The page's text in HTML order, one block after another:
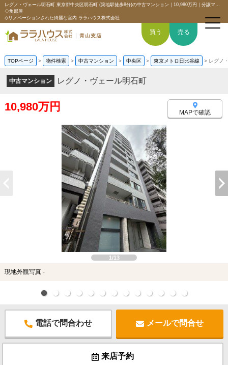
レグノ・ヴェール明石町 東京都中央区明石町 (築地駅徒歩8分)の中古マンション｜10,980万円｜分譲マンション情報｜【隅田川を望むリバービュー】
◇角部屋
◇リノベーションされた綺麗な室内 ララハウス株式会社
買いたい
売りたい
空間デザイン事例
6つの強み
会社概要
スタッフ紹介
お問い合わせ
買う 売る
TOPページ > 物件検索 > 中古マンション > 中央区 > 東京メトロ日比谷線 > レグノ
中古マンション レグノ・ヴェール明石町
10,980万円 MAPで確認
1/13
現地外観写真 -
電話で問合わせ メールで問合せ
来店予約